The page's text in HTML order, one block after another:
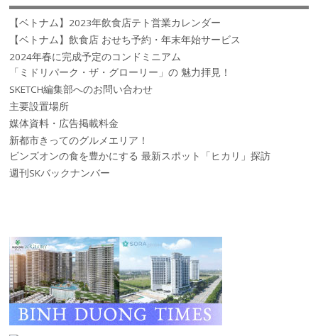
【ベトナム】2023年飲食店テト営業カレンダー
【ベトナム】飲食店 おせち予約・年末年始サービス
2024年春に完成予定のコンドミニアム
「ミドリパーク・ザ・グローリー」の 魅力拝見！
SKETCH編集部へのお問い合わせ
主要設置場所
媒体資料・広告掲載料金
新都市きってのグルメエリア！
ビンズオンの食を豊かにする 最新スポット「ヒカリ」探訪
週刊SKバックナンバー